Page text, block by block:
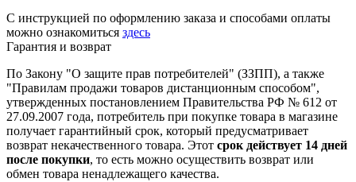
С инструкцией по оформлению заказа и способами оплаты
можно ознакомиться здесь
Гарантия и возврат
По Закону "О защите прав потребителей" (ЗЗПП), а также
"Правилам продажи товаров дистанционным способом",
утвержденных постановлением Правительства РФ № 612 от
27.09.2007 года, потребитель при покупке товара в магазине
получает гарантийный срок, который предусматривает
возврат некачественного товара. Этот срок действует 14 дней
после покупки, то есть можно осуществить возврат или
обмен товара ненадлежащего качества.